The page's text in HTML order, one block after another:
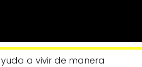
a vivir de manera